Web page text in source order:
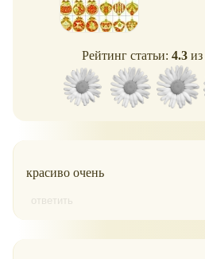
Рейтинг статьи: 4.3 из
красиво очень
ответить